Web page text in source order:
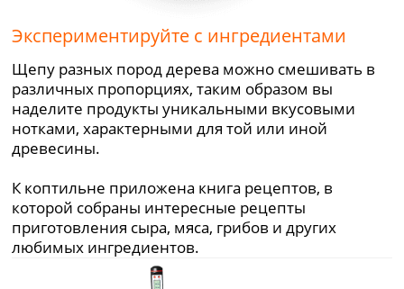
Экспериментируйте с ингредиентами
Щепу разных пород дерева можно смешивать в
различных пропорциях, таким образом вы
наделите продукты уникальными вкусовыми
нотками, характерными для той или иной
древесины.
К коптильне приложена книга рецептов, в
которой собраны интересные рецепты
приготовления сыра, мяса, грибов и других
любимых ингредиентов.